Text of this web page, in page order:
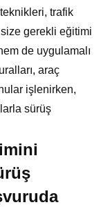
trafik
gerekli eğitimi
de uygulamalı
araç
işlenirken,
sürüş